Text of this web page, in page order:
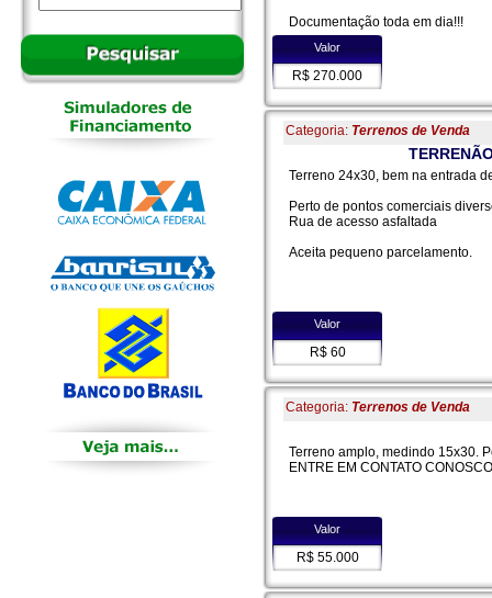
Documentação toda em dia!!!
Valor
R$ 270.000
Categoria: Terrenos de Venda
Terreno 24x30, bem na entrada
Perto de pontos comerciais
Rua de acesso asfaltada
Aceita pequeno parcelamento.
Valor
R$ 60
Categoria: Terrenos de Venda
Terreno amplo, medindo 15x30.
ENTRE EM CONTATO CONOSCO
Valor
R$ 55.000